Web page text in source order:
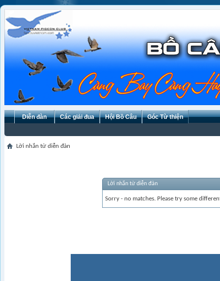
Diễn đàn Các giải đua Hội Bồ Câu Góc Từ thiện
Lời nhắn từ diễn đàn
Lời nhắn từ diễn đàn
Sorry - no matches. Please try some